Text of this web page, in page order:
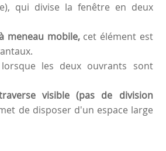
qui divise la fenêtre en deux
meneau mobile,cet élément est
les deux ouvrants sont
visible (pas de division
de disposer d'un espace large